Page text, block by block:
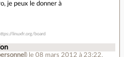
je peux le donner à
linuxfr.org/board
) le 08 mars 2012 à 23:22.